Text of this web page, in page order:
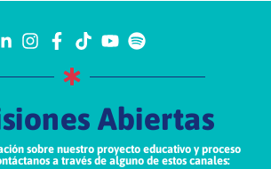
Abiertas
sobre nuestro proyecto educativo y proceso
a través de alguno de estos canales: